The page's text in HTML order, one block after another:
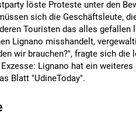
löste Proteste unter den
sich die Geschäftsleute,
Touristen das alles gefallen
Lignano misshandelt,
wir brauchen?", fragte sich die
Lignano hat ein
Blatt "UdineToday".